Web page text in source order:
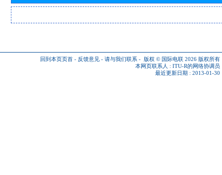
回到本页页首 - 反馈意见 - 请与我们联系 - 版权 © 国际电联 2026 版权所有
本网页联系人 : ITU-R的网络协调员
最近更新日期 : 2013-01-30